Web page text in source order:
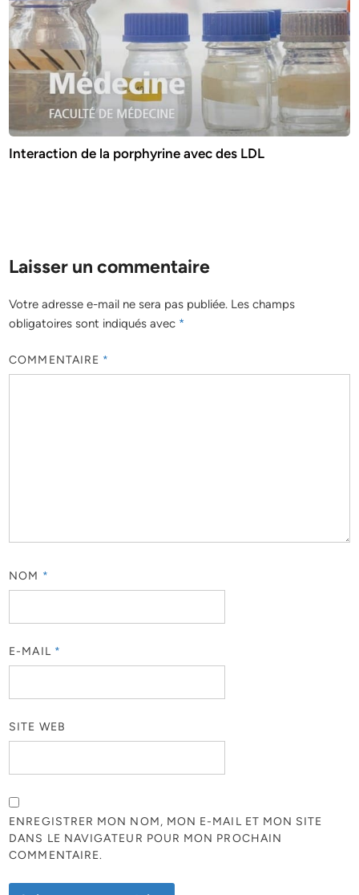
Interaction de la porphyrine avec des LDL
Laisser un commentaire
Votre adresse e-mail ne sera pas publiée. Les champs
obligatoires sont indiqués avec *
COMMENTAIRE *
NOM *
E-MAIL *
SITE WEB
ENREGISTRER MON NOM, MON E-MAIL ET MON SITE
DANS LE NAVIGATEUR POUR MON PROCHAIN
COMMENTAIRE.